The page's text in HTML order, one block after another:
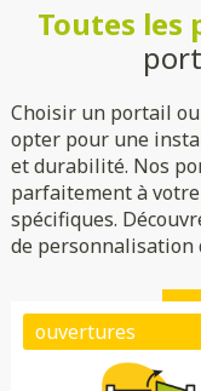
Toutes les
Choisir un portail
opter pour une
et durabilité. Nos
parfaitement à
spécifiques.
de personnalisation